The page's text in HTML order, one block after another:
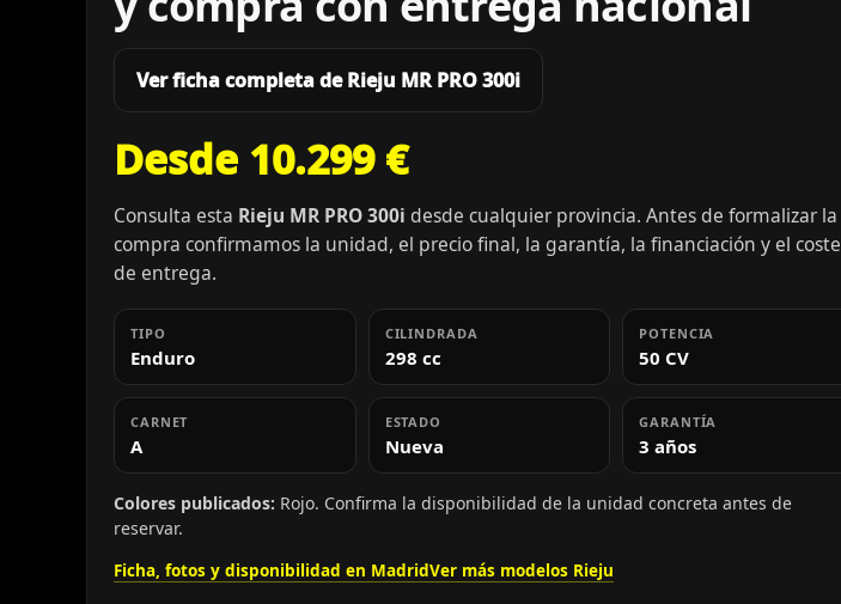
Ver ficha completa de Rieju MR PRO 300i
Desde 10.299 €
Consulta esta Rieju MR PRO 300i desde cualquier provincia. Antes de formalizar la
compra confirmamos la unidad, el precio final, la garantía, la financiación y el coste
de entrega.
TIPO
Enduro
CILINDRADA
298 cc
POTENCIA
50 CV
CARNET
A
ESTADO
Nueva
GARANTÍA
3 años
Colores publicados: Rojo. Confirma la disponibilidad de la unidad concreta antes de
reservar.
Ficha, fotos y disponibilidad en MadridVer más modelos Rieju